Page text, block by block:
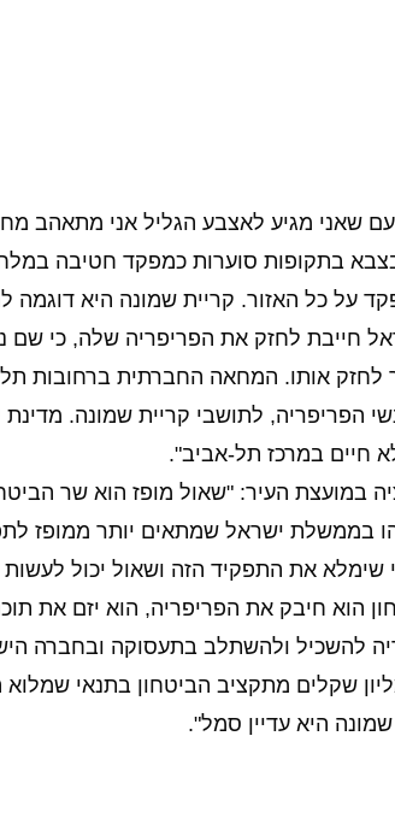
שאני מגיע לאצבע הגליל אני מתאהב
בתקופות סוערות כמפקד חטיבה
על כל האזור. קריית שמונה היא דוגמה
חייבת לחזק את הפריפריה שלה, כי שם
לחזק אותו. המחאה החברתית ברחובות
הפריפריה, לתושבי קריית שמונה.
חיים במרכז תל-אביב".
במועצת העיר: "שאול מופז הוא שר
בממשלת ישראל שמתאים יותר ממופז
שימלא את התפקיד הזה ושאול יכול
הוא חיבק את הפריפריה, הוא יזם את
להשכיל ולהשתלב בתעסוקה ובחברה
מיוזמתו להעביר 600 מליון שקלים מתקציב הביטחון
היא עדיין סמל".